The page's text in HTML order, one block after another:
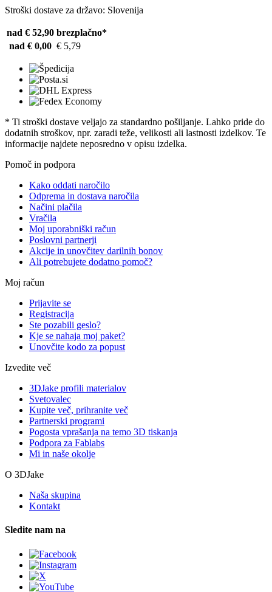
Stroški dostave za državo: Slovenija
nad € 52,90 brezplačno*
nad € 0,00 € 5,79
* Ti stroški dostave veljajo za standardno pošiljanje. Lahko pride do
dodatnih stroškov, npr. zaradi teže, velikosti ali lastnosti izdelkov. Te
informacije najdete neposredno v opisu izdelka.
Pomoč in podpora
Kako oddati naročilo
Odprema in dostava naročila
Načini plačila
Vračila
Moj uporabniški račun
Poslovni partnerji
Akcije in unovčitev darilnih bonov
Ali potrebujete dodatno pomoč?
Moj račun
Prijavite se
Registracija
Ste pozabili geslo?
Kje se nahaja moj paket?
Unovčite kodo za popust
Izvedite več
3DJake profili materialov
Svetovalec
Kupite več, prihranite več
Partnerski programi
Pogosta vprašanja na temo 3D tiskanja
Podpora za Fablabs
Mi in naše okolje
O 3DJake
Naša skupina
Kontakt
Sledite nam na